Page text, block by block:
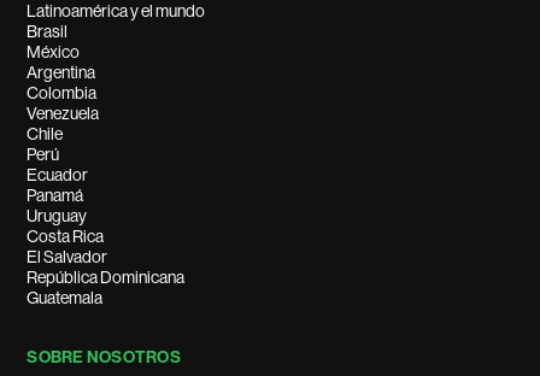
Latinoamérica y el mundo
Brasil
México
Argentina
Colombia
Venezuela
Chile
Perú
Ecuador
Panamá
Uruguay
Costa Rica
El Salvador
República Dominicana
Guatemala
SOBRE NOSOTROS